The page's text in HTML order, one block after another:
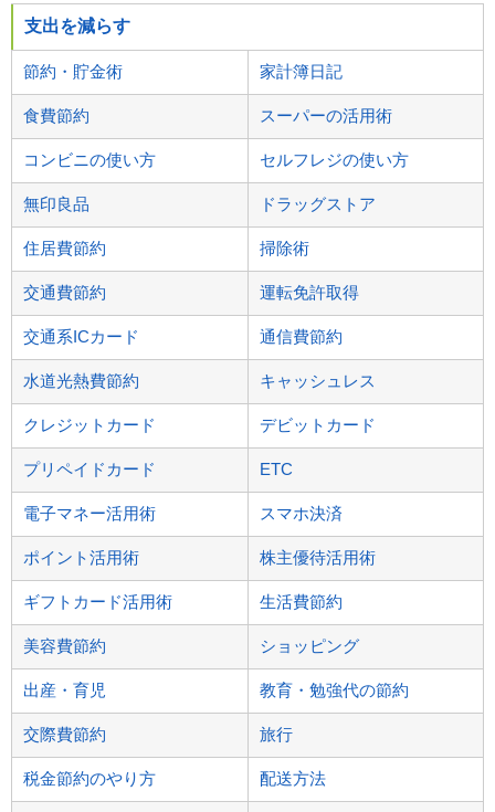
支出を減らす
節約・貯金術 家計簿日記
食費節約 スーパーの活用術
コンビニの使い方 セルフレジの使い方
無印良品 ドラッグストア
住居費節約 掃除術
交通費節約 運転免許取得
交通系ICカード 通信費節約
水道光熱費節約 キャッシュレス
クレジットカード デビットカード
プリペイドカード ETC
電子マネー活用術 スマホ決済
ポイント活用術 株主優待活用術
ギフトカード活用術 生活費節約
美容費節約 ショッピング
出産・育児 教育・勉強代の節約
交際費節約 旅行
税金節約のやり方 配送方法